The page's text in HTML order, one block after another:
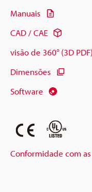
Manuais
CAD / CAE
visão de 360° (3D PDF)
Dimensões
Software
Conformidade com